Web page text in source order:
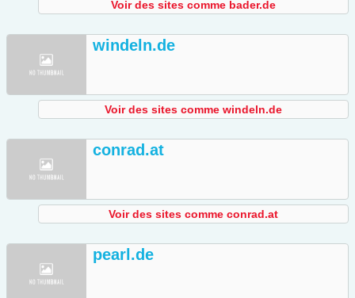
Voir des sites comme bader.de
windeln.de
Voir des sites comme windeln.de
conrad.at
Voir des sites comme conrad.at
pearl.de